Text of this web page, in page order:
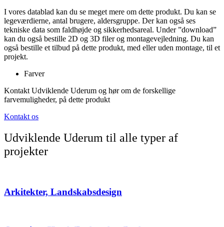
I vores datablad kan du se meget mere om dette produkt. Du kan se
legeværdierne, antal brugere, aldersgruppe. Der kan også ses
tekniske data som faldhøjde og sikkerhedsareal. Under ”download”
kan du også bestille 2D og 3D filer og montagevejledning. Du kan
også bestille et tilbud på dette produkt, med eller uden montage, til et
projekt.
Farver
Kontakt Udviklende Uderum og hør om de forskellige
farvemuligheder, på dette produkt
Kontakt os
Udviklende Uderum til alle typer af
projekter
Arkitekter, Landskabsdesign